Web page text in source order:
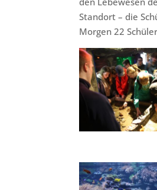
Standort – die
Morgen 22